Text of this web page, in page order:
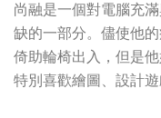
尚融是一個對電腦充
缺的一部分。儘使他
倚助輪椅出入，但是
特別喜歡繪圖、設計遊